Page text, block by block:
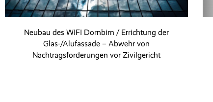
Neubau des WIFI Dornbirn / Errichtung der
Glas-/Alufassade – Abwehr von
Nachtragsforderungen vor Zivilgericht